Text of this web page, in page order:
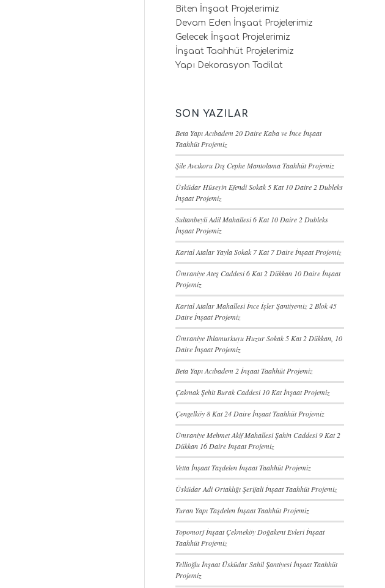
Biten İnşaat Projelerimiz
Devam Eden İnşaat Projelerimiz
Gelecek İnşaat Projelerimiz
İnşaat Taahhüt Projelerimiz
Yapı Dekorasyon Tadilat
SON YAZILAR
Beta Yapı Acıbadem 20 Daire Kaba ve İnce İnşaat
Taahhüt Projemiz
Şile Avcıkoru Dış Cephe Mantolama Taahhüt Projemiz
Üsküdar Hüseyin Efendi Sokak 5 Kat 10 Daire 2 Dubleks
İnşaat Projemiz
Sultanbeyli Adil Mahallesi 6 Kat 10 Daire 2 Dubleks
İnşaat Projemiz
Kartal Atalar Yayla Sokak 7 Kat 7 Daire İnşaat Projemiz
Ümraniye Ateş Caddesi 6 Kat 2 Dükkan 10 Daire İnşaat
Projemiz
Kartal Atalar Mahallesi İnce İşler Şantiyemiz 2 Blok 45
Daire İnşaat Projemiz
Ümraniye Ihlamurkuyu Huzur Sokak 5 Kat 2 Dükkan, 10
Daire İnşaat Projemiz
Beta Yapı Acıbadem 2 İnşaat Taahhüt Projemiz
Çakmak Şehit Burak Caddesi 10 Kat İnşaat Projemiz
Çengelköy 8 Kat 24 Daire İnşaat Taahhüt Projemiz
Ümraniye Mehmet Akif Mahallesi Şahin Caddesi 9 Kat 2
Dükkan 16 Daire İnşaat Projemiz
Vetta İnşaat Taşdelen İnşaat Taahhüt Projemiz
Üsküdar Adi Ortaklığı Şerifali İnşaat Taahhüt Projemiz
Turan Yapı Taşdelen İnşaat Taahhüt Projemiz
Topomorf İnşaat Çekmeköy Doğakent Evleri İnşaat
Taahhüt Projemiz
Tellioğlu İnşaat Üsküdar Sahil Şantiyesi İnşaat Taahhüt
Projemiz